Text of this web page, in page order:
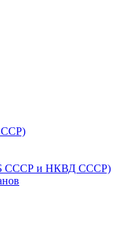
СССР и НКВД СССР)